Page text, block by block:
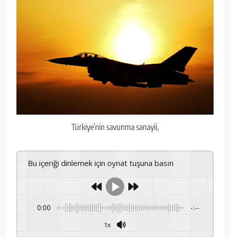
Türkiye’nin savunma sanayii,
Bu içeriği dinlemek için oynat tuşuna basın
0:00 -:--
1x